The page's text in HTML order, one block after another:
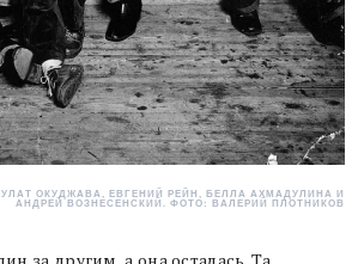
ОКУДЖАВА, ЕВГЕНИЙ РЕЙН, БЕЛЛА АХМАДУЛИНА И
АНДРЕЙ ВОЗНЕСЕНСКИЙ. ФОТО: ВАЛЕРИЙ ПЛОТНИКОВ